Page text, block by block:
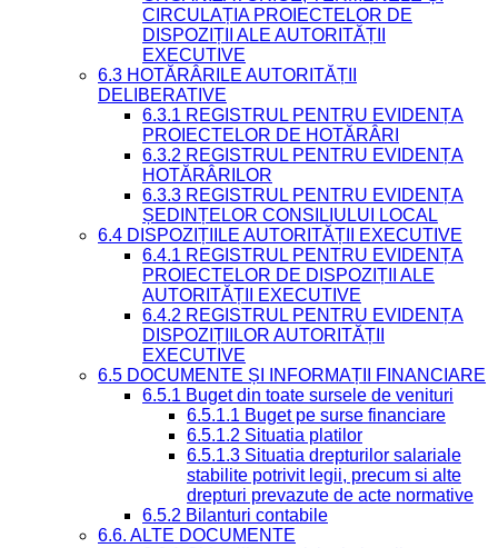
CIRCULAȚIA PROIECTELOR DE
DISPOZIȚII ALE AUTORITĂȚII
EXECUTIVE
6.3 HOTĂRÂRILE AUTORITĂȚII
DELIBERATIVE
6.3.1 REGISTRUL PENTRU EVIDENȚA
PROIECTELOR DE HOTĂRÂRI
6.3.2 REGISTRUL PENTRU EVIDENȚA
HOTĂRÂRILOR
6.3.3 REGISTRUL PENTRU EVIDENȚA
ȘEDINȚELOR CONSILIULUI LOCAL
6.4 DISPOZIȚIILE AUTORITĂȚII EXECUTIVE
6.4.1 REGISTRUL PENTRU EVIDENȚA
PROIECTELOR DE DISPOZIȚII ALE
AUTORITĂȚII EXECUTIVE
6.4.2 REGISTRUL PENTRU EVIDENȚA
DISPOZIȚIILOR AUTORITĂȚII
EXECUTIVE
6.5 DOCUMENTE ȘI INFORMAȚII FINANCIARE
6.5.1 Buget din toate sursele de venituri
6.5.1.1 Buget pe surse financiare
6.5.1.2 Situatia platilor
6.5.1.3 Situatia drepturilor salariale
stabilite potrivit legii, precum si alte
drepturi prevazute de acte normative
6.5.2 Bilanturi contabile
6.6. ALTE DOCUMENTE